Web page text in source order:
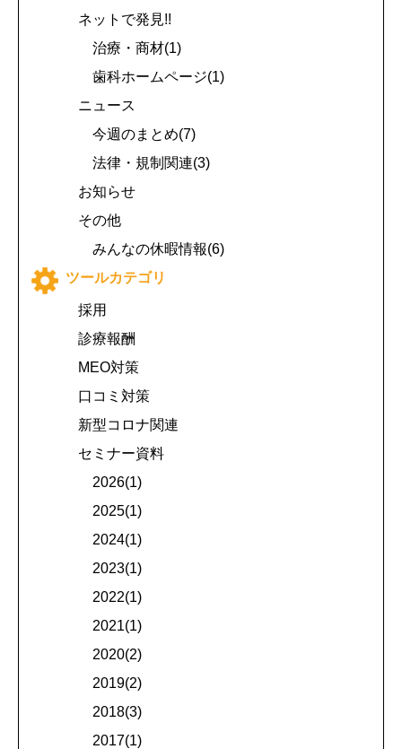
ネットで発見!!
治療・商材(1)
歯科ホームページ(1)
ニュース
今週のまとめ(7)
法律・規制関連(3)
お知らせ
その他
みんなの休暇情報(6)
ツールカテゴリ
採用
診療報酬
MEO対策
口コミ対策
新型コロナ関連
セミナー資料
2026(1)
2025(1)
2024(1)
2023(1)
2022(1)
2021(1)
2020(2)
2019(2)
2018(3)
2017(1)